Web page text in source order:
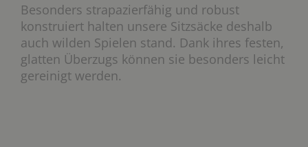
Besonders strapazierfähig und robust
konstruiert halten unsere Sitzsäcke deshalb
auch wilden Spielen stand. Dank ihres festen,
glatten Überzugs können sie besonders leicht
gereinigt werden.